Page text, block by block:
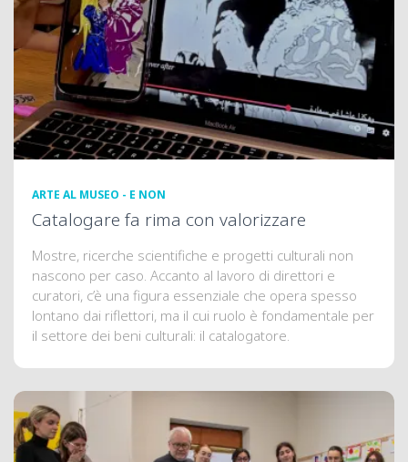
ARTE AL MUSEO - E NON
Catalogare fa rima con valorizzare
Mostre, ricerche scientifiche e progetti culturali non
nascono per caso. Accanto al lavoro di direttori e
curatori, c’è una figura essenziale che opera spesso
lontano dai riflettori, ma il cui ruolo è fondamentale per
il settore dei beni culturali: il catalogatore.